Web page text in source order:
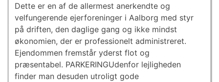
Dette er en af de allermest anerkendte og
velfungerende ejerforeninger i Aalborg med styr
på driften, den daglige gang og ikke mindst
økonomien, der er professionelt administreret.
Ejendommen fremstår yderst flot og
præsentabel. PARKERINGUdenfor lejligheden
finder man desuden utroligt gode